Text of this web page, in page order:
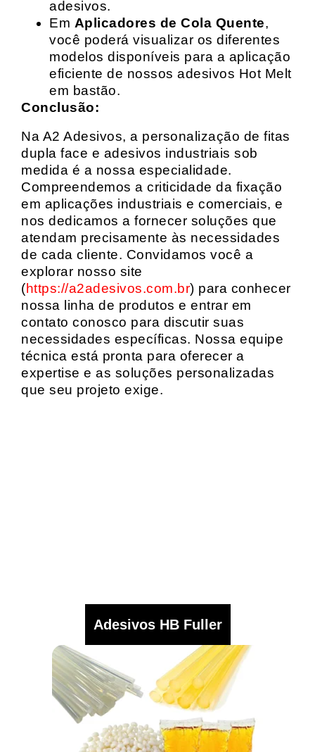
adesivos.
Em Aplicadores de Cola Quente,
você poderá visualizar os diferentes
modelos disponíveis para a aplicação
eficiente de nossos adesivos Hot Melt
em bastão.
Conclusão:
Na A2 Adesivos, a personalização de fitas
dupla face e adesivos industriais sob
medida é a nossa especialidade.
Compreendemos a criticidade da fixação
em aplicações industriais e comerciais, e
nos dedicamos a fornecer soluções que
atendam precisamente às necessidades
de cada cliente. Convidamos você a
explorar nosso site
(https://a2adesivos.com.br) para conhecer
nossa linha de produtos e entrar em
contato conosco para discutir suas
necessidades específicas. Nossa equipe
técnica está pronta para oferecer a
expertise e as soluções personalizadas
que seu projeto exige.
Adesivos HB Fuller